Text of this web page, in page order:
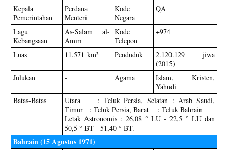
Kepala
Pemerintahan
Perdana
Menteri
Kode
Negara
QA
Lagu
Kebangsaan
As-Salām al-
Amīrī
Kode
Telepon
+974
Luas 11.571 km² Penduduk
2.120.129 jiwa
(2015)
Julukan
- Agama
Islam, Kristen,
Yahudi
Batas-Batas
Utara : Teluk Persia, Selatan : Arab Saudi,
Timur : Teluk Persia, Barat : Teluk Bahrain
Letak Astronomis : 26,08 ° LU - 22,5 ° LU dan
50,5 ° BT - 51,40 ° BT.
Bahrain (15 Agustus 1971)